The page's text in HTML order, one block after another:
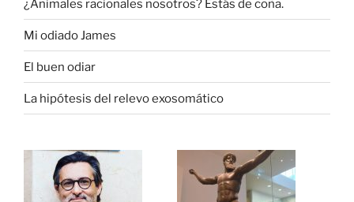
¿Animales racionales nosotros? Estás de coña.
Mi odiado James
El buen odiar
La hipótesis del relevo exosomático